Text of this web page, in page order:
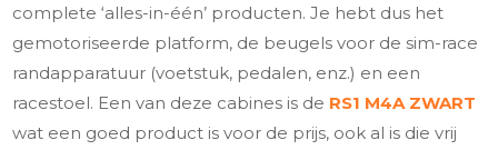
complete ‘alles-in-één’ producten. Je hebt dus het
gemotoriseerde platform, de beugels voor de sim-race
randapparatuur (voetstuk, pedalen, enz.) en een
racestoel. Een van deze cabines is de RS1 M4A ZWART
wat een goed product is voor de prijs, ook al is die vrij